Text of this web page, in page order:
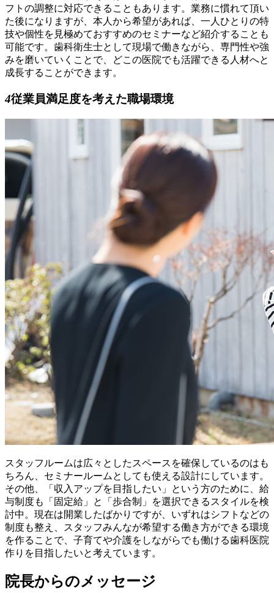
フトの調整に対応できることもあります。業務に慣れて頂い
た後になりますが、本人から希望があれば、一人ひとりの特
技や個性を見極めておすすめのセミナーなど紹介することも
可能です。歯科衛生士として現場で働きながら、専門性や強
みを磨いていくことで、どこの医院でも活躍できる人材へと
成長することができます。
4従業員満足度を考えた職場環境
スタッフルームは広々としたスペースを確保しているのはも
ちろん、セミナールームとしても使える設計にしています。
その他、「収入アップを目指したい」という方のために、給
与制度も「固定給」と「歩合制」を選択できるスタイルを検
討中。現在は開業したばかりですが、いずれはシフトなどの
制度も整え、スタッフみんなが希望する働き方ができる環境
を作ることで、子育てや介護をしながらでも働ける歯科医院
作りを目指したいと考えています。
院長からのメッセージ